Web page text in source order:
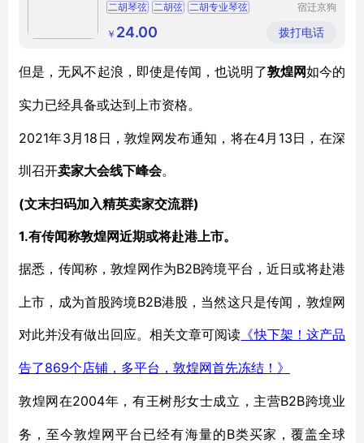
二胡琴弦 二胡弦 二胡专业琴弦
二胡演奏级琴弦
宿迁京狗
有限公司
￥ 24.00 拨打电话
但是，无风不起浪，即使是传闻，也说明了敦煌网如今的
实力已经具备或达到上市资格。
2021年3月18日，敦煌网发布通知，将在4月13日，在深
圳召开卖家大会线下峰会。
(文末扫码加入精英卖家交流群)
1.有传闻称敦煌网近期或将赴港上市。
据悉，传闻称，敦煌网作为B2B跨境平台，近日或将赴港
上市，成为首股跨境B2B港股，当然这只是传闻，敦煌网
对此并没有做出回应。相关文章可阅读 《快下架！这产品
告了869个店铺，多平台，敦煌网首先冻结！》
敦煌网在2004年，有王树彤女士成立，主营B2B跨境业
务，至今敦煌网平台已经有海量的B类买家，覆盖全球